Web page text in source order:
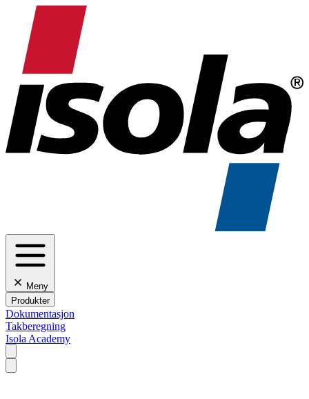
Meny
Produkter
Dokumentasjon
Takberegning
Isola Academy